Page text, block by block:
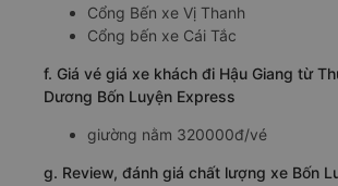
Cổng Bến xe Vị Thanh
Cổng bến xe Cái Tắc
f. Giá vé giá xe khách đi Hậu Giang từ
Dương Bốn Luyện Express
giường nằm 320000đ/vé
g. Review, đánh giá chất lượng xe Bốn